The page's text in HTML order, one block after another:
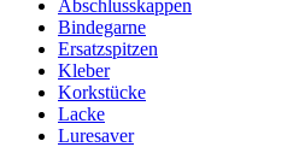
Abschlusskappen
Bindegarne
Ersatzspitzen
Kleber
Korkstücke
Lacke
Luresaver